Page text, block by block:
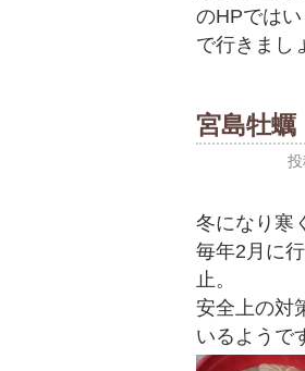
のHPでは
で行きまし
宮島牡蠣
冬になり寒
毎年2月に
止。
安全上の対
いるようで